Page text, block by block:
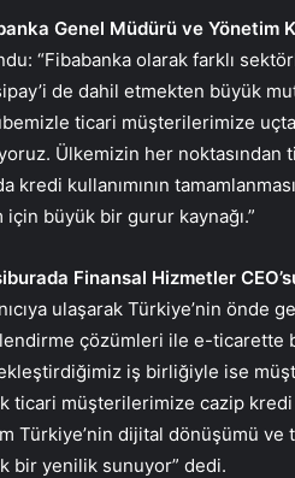
Genel Müdürü ve Yönetim
“Fibabanka olarak farklı
de dahil etmekten büyük
ticari müşterilerimize
Ülkemizin her
kredi kullanımının
için büyük bir gurur kaynağı.”
Finansal Hizmetler
ulaşarak Türkiye’nin
çözümleri ile e-ticarette
iş birliğiyle ise
ticari müşterilerimize cazip
Türkiye’nin dijital dönüşümü
bir yenilik sunuyor” dedi.